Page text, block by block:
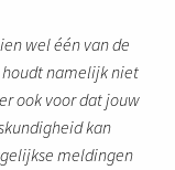
wel één van de
namelijk niet
ook voor dat jouw
kan
meldingen